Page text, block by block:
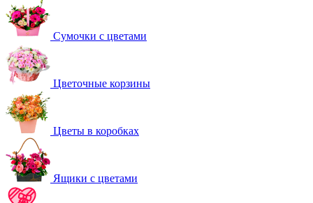
Сумочки с цветами
Цветочные корзины
Цветы в коробках
Ящики с цветами